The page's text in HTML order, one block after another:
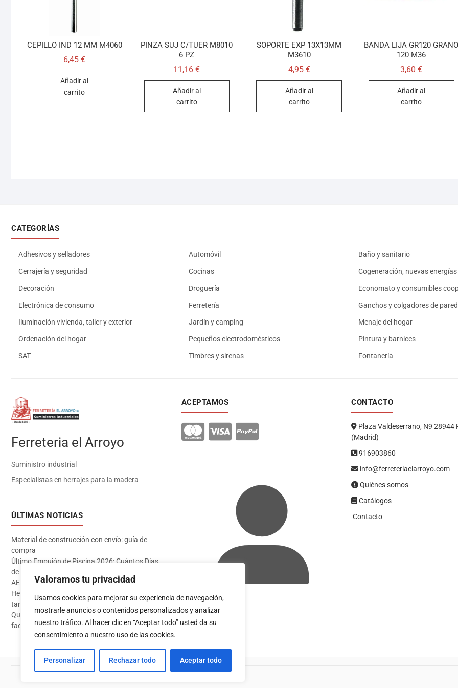
Valoramos tu privacidad
Usamos cookies para mejorar su experiencia de navegación,
mostrarle anuncios o contenidos personalizados y analizar
nuestro tráfico. Al hacer clic en “Aceptar todo” usted da su
consentimiento a nuestro uso de las cookies.
Personalizar Rechazar todo Aceptar todo
CEPILLO IND 12 MM M4060
6,45€
Añadir al
carrito
PINZA SUJ C/TUER M8010
6 PZ
11,16€
Añadir al
carrito
SOPORTE EXP 13X13MM
M3610
4,95 €
Añadir al
carrito
BANDA LIJA GR120
120 M36
3,60€
Añadir al
carrito
CATEGORÍAS
Adhesivos y selladores Automóvil Baño y sanitario
Cerrajería y seguridad Cocinas Cogeneración, nuevas
Decoración Droguería Economato y consumibles
Electrónica de consumo Ferretería Ganchos y colgadores de pared
Iluminación vivienda, taller y exterior Jardín y camping Menaje del hogar
Ordenación del hogar Pequeños electrodomésticos Pintura y barnices
SAT Timbres y sirenas Fontanería
Ferreteria el Arroyo
Suministro industrial
Especialistas en herrajes para la madera
ÚLTIMAS NOTICIAS
Material de construcción con envío: guía de
compra
Último Empujón de Piscina 2026: Cuántos Días
de Baño te Quedan en Madrid Sur (Datos
AEMET)
Herramientas imprescindibles para instalar
tarima flotante
Qué pintura usar en exterior: guía completa para
fachadas 2026
ACEPTAMOS
Acceder
CONTACTO
Plaza Valdeserrano, N9 28944
(Madrid)
916903860
info@ferreteriaelarroyo.com
Quiénes somos
Catálogos
Contacto